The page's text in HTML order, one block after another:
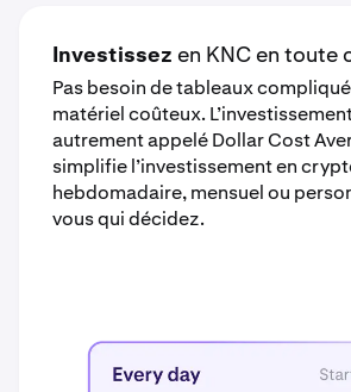
Investissez en KNC en toute
Pas besoin de tableaux
matériel coûteux.
autrement appelé Dollar Cost
simplifie l’investissement en
hebdomadaire, mensuel ou
vous qui décidez.